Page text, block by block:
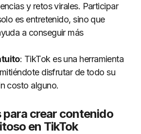
y retos virales. Participar
es entretenido, sino que
a conseguir más
: TikTok es una herramienta
disfrutar de todo su
costo alguno.
para crear contenido
en TikTok